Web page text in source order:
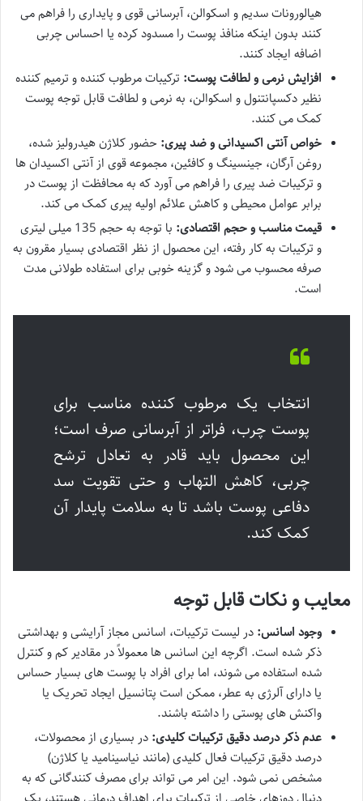
هیالورونات سدیم و اسکوالن، آبرسانی قوی و پایداری را فراهم می
کنند بدون اینکه منافذ پوست را مسدود کرده یا احساس چربی
اضافه ایجاد کنند.
افزایش نرمی و لطافت پوست: ترکیبات مرطوب کننده و ترمیم کننده
نظیر دکسپانتنول و اسکوالن، به نرمی و لطافت قابل توجه پوست
کمک می کنند.
خواص آنتی اکسیدانی و ضد پیری: حضور کلاژن هیدرولیز شده،
روغن آرگان، جینسینگ و کافئین، مجموعه قوی از آنتی اکسیدان ها
و ترکیبات ضد پیری را فراهم می آورد که به محافظت از پوست در
برابر عوامل محیطی و کاهش علائم اولیه پیری کمک می کند.
قیمت مناسب و حجم اقتصادی:
با توجه به حجم 135 میلی لیتری
و ترکیبات به کار رفته، این محصول از نظر اقتصادی بسیار مقرون به
صرفه محسوب می شود و گزینه خوبی برای استفاده طولانی مدت
است.
انتخاب یک مرطوب کننده مناسب برای
پوست چرب، فراتر از آبرسانی صرف است؛
این محصول باید قادر به تعادل ترشح
چربی، کاهش التهاب و حتی تقویت سد
دفاعی پوست باشد تا به سلامت پایدار آن
کمک کند.
معایب و نکات قابل توجه
وجود اسانس: در لیست ترکیبات، اسانس مجاز آرایشی و بهداشتی
ذکر شده است. اگرچه این اسانس ها معمولاً در مقادیر کم و کنترل
شده استفاده می شوند، اما برای افراد با پوست های بسیار حساس
یا دارای آلرژی به عطر، ممکن است پتانسیل ایجاد تحریک یا
واکنش های پوستی را داشته باشند.
عدم ذکر درصد دقیق ترکیبات کلیدی: در بسیاری از محصولات،
درصد دقیق ترکیبات فعال کلیدی (مانند نیاسینامید یا کلاژن)
مشخص نمی شود. این امر می تواند برای مصرف کنندگانی که به